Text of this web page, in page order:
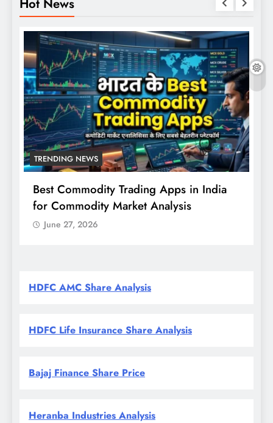
TRENDING NEWS
Best Commodity Trading Apps in India
for Commodity Market Analysis
June 27, 2026
HDFC AMC Share Analysis
HDFC Life Insurance Share Analysis
Bajaj Finance Share Price
Heranba Industries Analysis